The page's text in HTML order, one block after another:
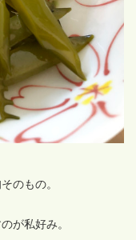
のもの。
が私好み。